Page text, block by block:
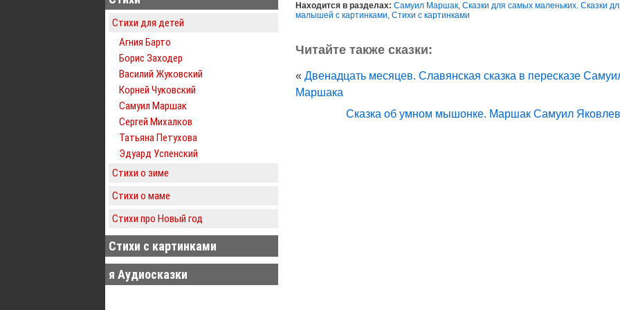
Стихи для детей
Агния Барто
Борис Заходер
Василий Жуковский
Корней Чуковский
Самуил Маршак
Сергей Михалков
Татьяна Петухова
Эдуард Успенский
Стихи о зиме
Стихи о маме
Стихи про Новый год
Стихи с картинками
я Аудиосказки
Находится в разделах: Самуил Маршак, Сказки для самых маленьких. Сказки
малышей с картинками, Стихи с картинками
Читайте также сказки:
« Двенадцать месяцев. Славянская сказка в пересказе
Маршака
Сказка об умном мышонке. Маршак Самуил